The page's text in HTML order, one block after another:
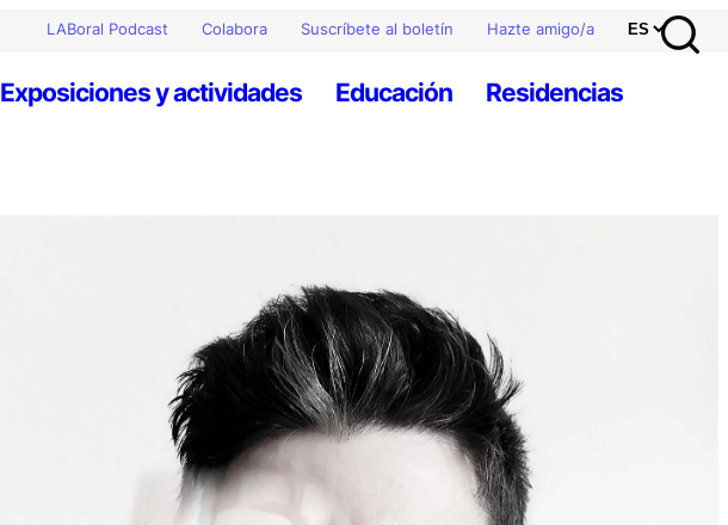
LABoral Podcast Colabora Suscríbete al boletín Hazte amigo/a
Exposiciones y actividades Educación Residencias